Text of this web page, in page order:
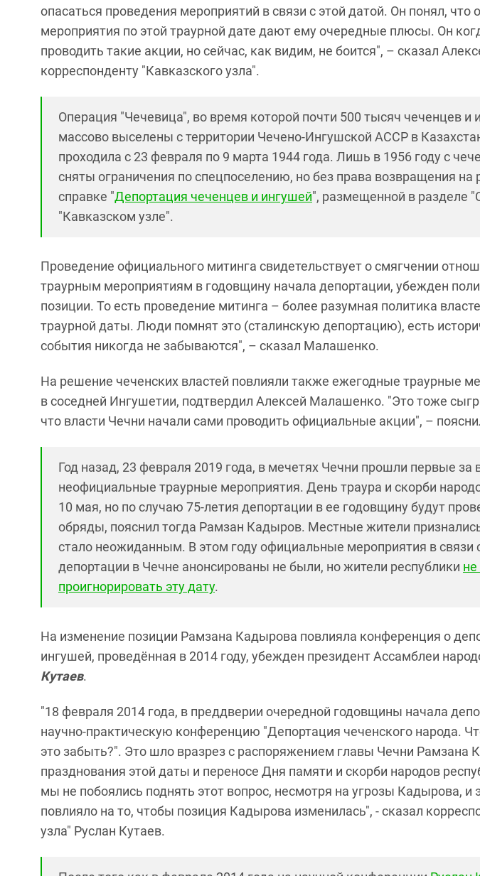
опасаться проведения мероприятий в связи с этой датой. Он понял,
мероприятия по этой траурной дате дают ему очередные плюсы. Он
проводить такие акции, но сейчас, как видим, не боится", – сказал
корреспонденту "Кавказского узла".
Операция "Чечевица", во время которой почти 500 тысяч чеченцев и
массово выселены с территории Чечено-Ингушской АССР в
проходила с 23 февраля по 9 марта 1944 года. Лишь в 1956 году с
сняты ограничения по спецпоселению, но без права возвращения на
справке "Депортация чеченцев и ингушей", размещенной в разделе
"Кавказском узле".
Проведение официального митинга свидетельствует о смягчении
траурным мероприятиям в годовщину начала депортации, убежден
позиции. То есть проведение митинга – более разумная политика
траурной даты. Люди помнят это (сталинскую депортацию), есть
события никогда не забываются", – сказал Малашенко.
На решение чеченских властей повлияли также ежегодные траурные
в соседней Ингушетии, подтвердил Алексей Малашенко. "Это тоже
что власти Чечни начали сами проводить официальные акции", –
Год назад, 23 февраля 2019 года, в мечетях Чечни прошли первые за
неофициальные траурные мероприятия. День траура и скорби
10 мая, но по случаю 75-летия депортации в ее годовщину будут
обряды, пояснил тогда Рамзан Кадыров. Местные жители
стало неожиданным. В этом году официальные мероприятия в связи
депортации в Чечне анонсированы не были, но жители республики не
проигнорировать эту дату.
На изменение позиции Рамзана Кадырова повлияла конференция о
ингушей, проведённая в 2014 году, убежден президент Ассамблеи
Кутаев.
"18 февраля 2014 года, в преддверии очередной годовщины начала
научно-практическую конференцию "Депортация чеченского народа.
это забыть?". Это шло вразрез с распоряжением главы Чечни Рамзана
празднования этой даты и переносе Дня памяти и скорби народов
мы не побоялись поднять этот вопрос, несмотря на угрозы Кадырова, и
повлияло на то, чтобы позиция Кадырова изменилась", - сказал
узла" Руслан Кутаев.